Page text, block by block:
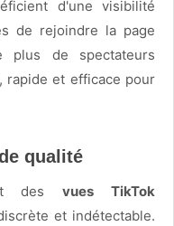
d'une visibilité
de rejoindre la page
plus de spectateurs
rapide et efficace pour
qualité
desvues TikTok
et indétectable.